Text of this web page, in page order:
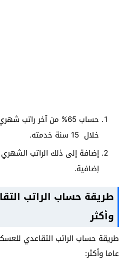
حساب 65% من آخر
خلال 15 سنة خدمته.
إضافية.
طريقة حساب الراتب
وأكثر
عاما وأكثر: